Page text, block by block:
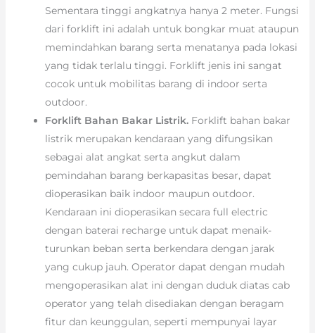
Sementara tinggi angkatnya hanya 2 meter. Fungsi
dari forklift ini adalah untuk bongkar muat ataupun
memindahkan barang serta menatanya pada lokasi
yang tidak terlalu tinggi. Forklift jenis ini sangat
cocok untuk mobilitas barang di indoor serta
outdoor.
Forklift Bahan Bakar Listrik. Forklift bahan bakar
listrik merupakan kendaraan yang difungsikan
sebagai alat angkat serta angkut dalam
pemindahan barang berkapasitas besar, dapat
dioperasikan baik indoor maupun outdoor.
Kendaraan ini dioperasikan secara full electric
dengan baterai recharge untuk dapat menaik-
turunkan beban serta berkendara dengan jarak
yang cukup jauh. Operator dapat dengan mudah
mengoperasikan alat ini dengan duduk diatas cab
operator yang telah disediakan dengan beragam
fitur dan keunggulan, seperti mempunyai layar